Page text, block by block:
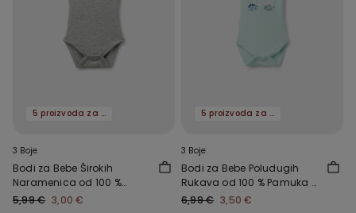
5 proizvoda za -70%
3 Boje
Bodi za Bebe Širokih
Naramenica od 100 %
Pamuka s Printom
5,99 € 3,00 €
5 proizvoda za -70%
3 Boje
Bodi za Bebe Poludugih
Rukava od 100 % Pamuka s
Printom
6,99 € 3,50 €